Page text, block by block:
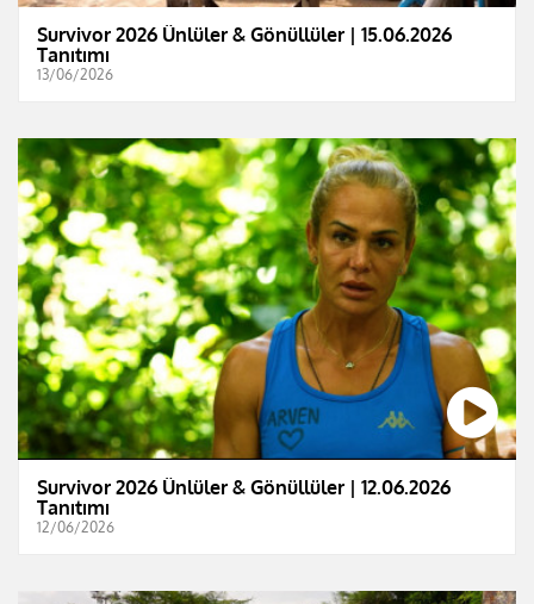
Survivor 2026 Ünlüler & Gönüllüler | 15.06.2026
Tanıtımı
13/06/2026
Survivor 2026 Ünlüler & Gönüllüler | 12.06.2026
Tanıtımı
12/06/2026